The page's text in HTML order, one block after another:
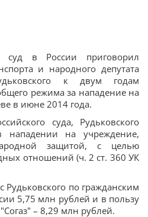
суд в России приговорил
и народного депутата
к двум годам
режима за нападение на
в июне 2014 года.
суда, Рудьковского
на учреждение,
защитой, с целью
отношений (ч. 2 ст. 360 УК
Рудьковского по гражданским
5,75 млн рублей и в пользу
– 8,29 млн рублей.